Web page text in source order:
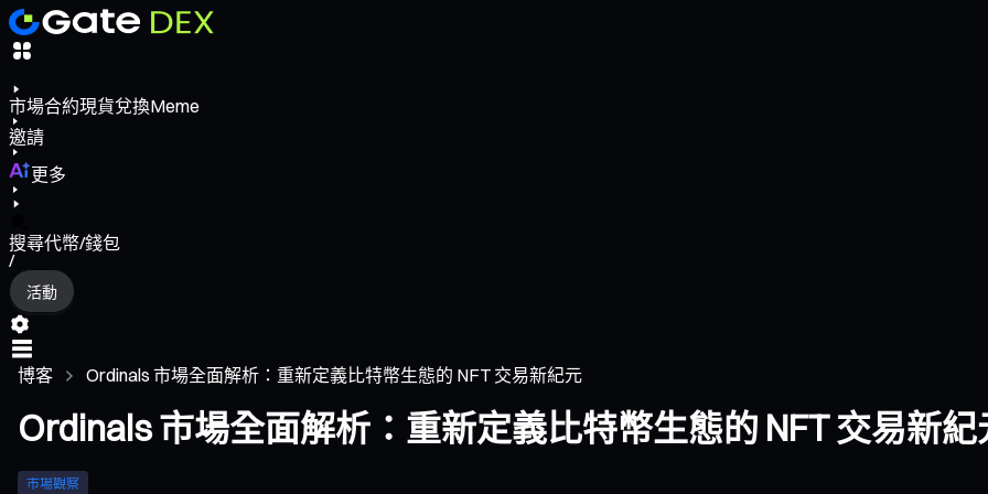
市場合約現貨兌換Meme
邀請
更多
搜尋代幣/錢包
/
活動
博客 Ordinals 市場全面解析：重新定義比特幣生態的 NFT 交易新紀元
Ordinals 市場全面解析：重新定義比特幣生態的 NFT 交易新紀
市場觀察